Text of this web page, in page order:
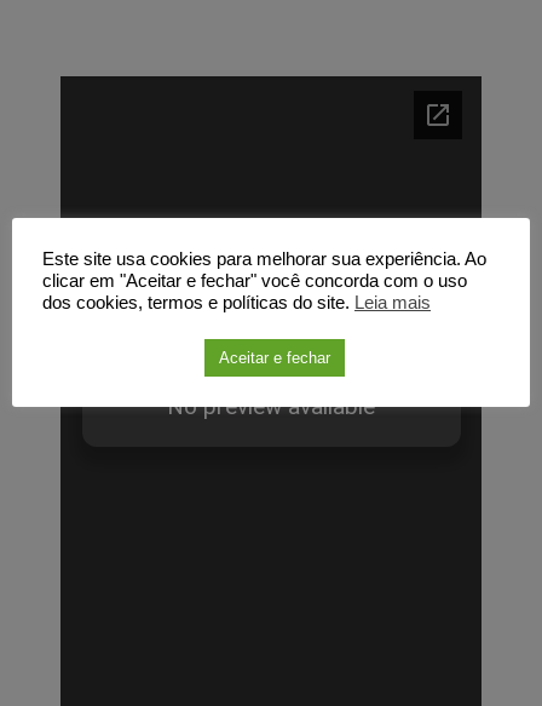
Este site usa cookies para melhorar sua experiência. Ao
clicar em "Aceitar e fechar" você concorda com o uso
dos cookies, termos e políticas do site. Leia mais
Aceitar e fechar